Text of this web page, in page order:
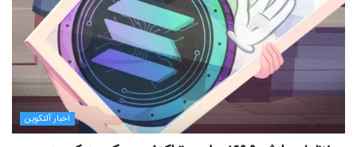
اخبار آلتکوین